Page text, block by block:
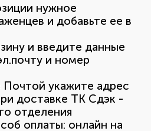
нужное
и добавьте ее в
и введите данные
и номер
Почтой укажите адрес
доставке ТК Сдэк -
отделения
оплаты: онлайн на